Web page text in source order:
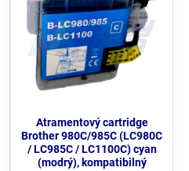
Atramentový cartridge
Brother 980C/985C (LC980C
/ LC985C / LC1100C) cyan
(modrý), kompatibilný